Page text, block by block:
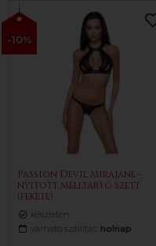
-10%
Passion Devil Mirajane -
nyitott melltartó szett
(fekete)
készleten
várható szállítás: holnap